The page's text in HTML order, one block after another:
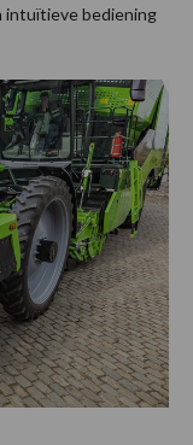
intuïtieve bediening